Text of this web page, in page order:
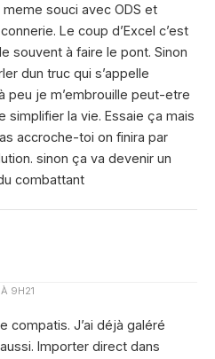
meme souci avec ODS et
Le coup d’Excel c’est
souvent à faire le pont. Sinon
dun truc qui s’appelle
peu je m’embrouille peut-etre
simplifier la vie. Essaie ça mais
accroche-toi on finira par
sinon ça va devenir un
combattant
9H21
compatis. J’ai déjà galéré
Importer direct dans